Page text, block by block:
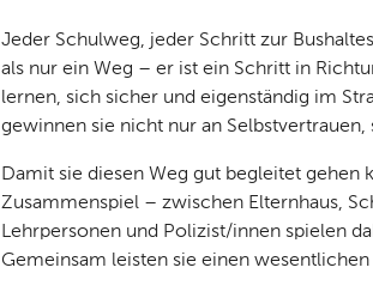
Jeder Schulweg, jeder Schritt zur
als nur ein Weg – er ist ein Schritt in
lernen, sich sicher und eigenständig im
gewinnen sie nicht nur an
Damit sie diesen Weg gut begleitet gehen
Zusammenspiel – zwischen Elternhaus,
Lehrpersonen und Polizist/innen spielen
Gemeinsam leisten sie einen wesentlichen